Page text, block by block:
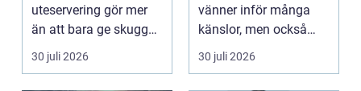
uteservering gör mer
än att bara ge skugga.
Det påverkar hur länge
gäs...
30 juli 2026
vänner inför många
känslor, men också
praktiska beslut. En b...
30 juli 2026